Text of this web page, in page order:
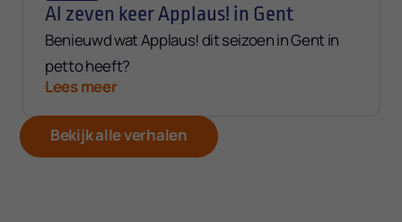
Al zeven keer Applaus! in Gent
Benieuwd wat Applaus! dit seizoen in Gent in
petto heeft?
Lees meer
Bekijk alle verhalen